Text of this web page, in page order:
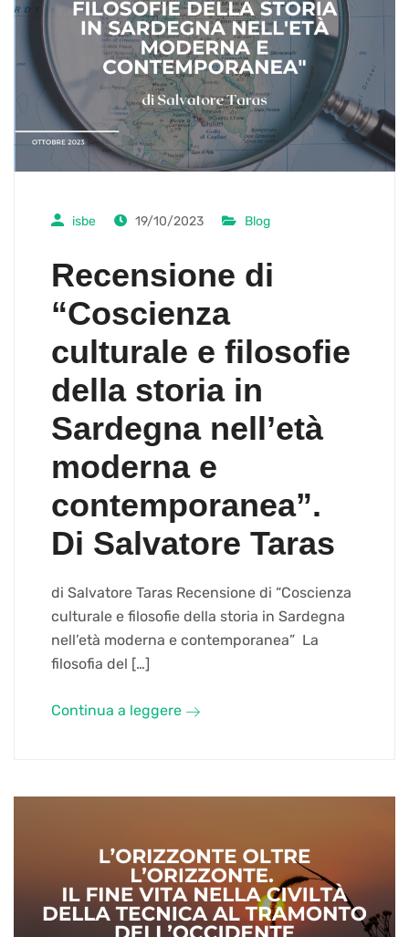
isbe 19/10/2023 Blog
Recensione di
“Coscienza
culturale e filosofie
della storia in
Sardegna nell’età
moderna e
contemporanea”.
Di Salvatore Taras
di Salvatore Taras Recensione di “Coscienza
culturale e filosofie della storia in Sardegna
nell’età moderna e contemporanea” La
filosofia del […]
Continua a leggere